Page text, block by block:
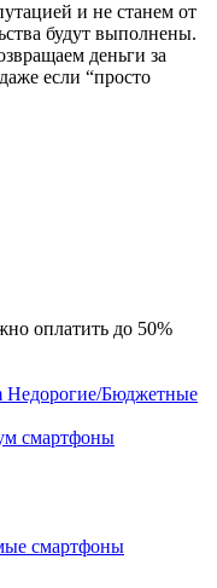
и не станем от
будут выполнены.
деньги за
если “просто
оплатить до 50%
Недорогие/Бюджетные
смартфоны
смартфоны